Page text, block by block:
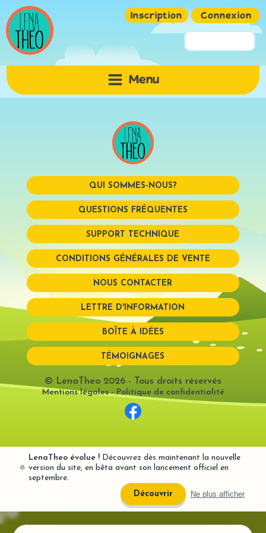
Inscription Connexion
Mot de passe
Mémoriser
Mot de passe perdu?
Menu
QUI SOMMES-NOUS?
QUESTIONS FRÉQUENTES
SUPPORT TECHNIQUE
CONDITIONS GÉNÉRALES DE VENTE
NOUS CONTACTER
LETTRE D'INFORMATION
BOÎTE À IDÉES
TÉMOIGNAGES
© LenaTheo 2026 - Tous droits réservés
Mentions légales-Politique de confidentialité
⭐
LenaTheo évolue ! Découvrez dès maintenant la nouvelle
version du site, en bêta avant son lancement officiel en
septembre.
Découvrir
Ne plus afficher